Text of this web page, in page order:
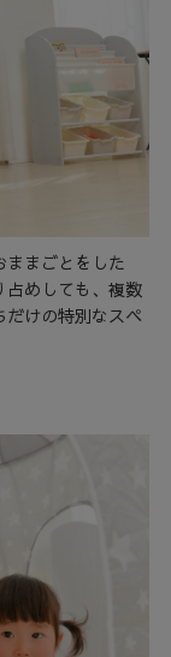
まごとをした
占めしても、複数
だけの特別なスペ